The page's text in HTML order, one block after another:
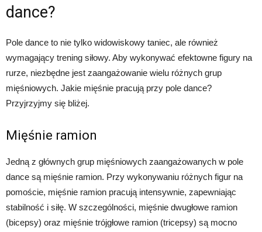
dance?
Pole dance to nie tylko widowiskowy taniec, ale również
wymagający trening siłowy. Aby wykonywać efektowne figury na
rurze, niezbędne jest zaangażowanie wielu różnych grup
mięśniowych. Jakie mięśnie pracują przy pole dance?
Przyjrzyjmy się bliżej.
Mięśnie ramion
Jedną z głównych grup mięśniowych zaangażowanych w pole
dance są mięśnie ramion. Przy wykonywaniu różnych figur na
pomoście, mięśnie ramion pracują intensywnie, zapewniając
stabilność i siłę. W szczególności, mięśnie dwugłowe ramion
(bicepsy) oraz mięśnie trójgłowe ramion (tricepsy) są mocno